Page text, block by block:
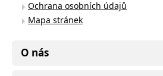
Ochrana osobních údajů
Mapa stránek
O nás